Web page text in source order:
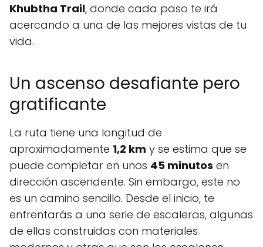
Khubtha Trail, donde cada paso te irá
acercando a una de las mejores vistas de tu
vida.
Un ascenso desafiante pero
gratificante
La ruta tiene una longitud de
aproximadamente 1,2 km y se estima que se
puede completar en unos 45 minutos en
dirección ascendente. Sin embargo, este no
es un camino sencillo. Desde el inicio, te
enfrentarás a una serie de escaleras, algunas
de ellas construidas con materiales